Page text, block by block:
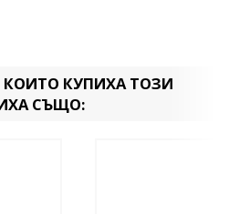
КОИТО КУПИХА ТОЗИ
СЪЩО: